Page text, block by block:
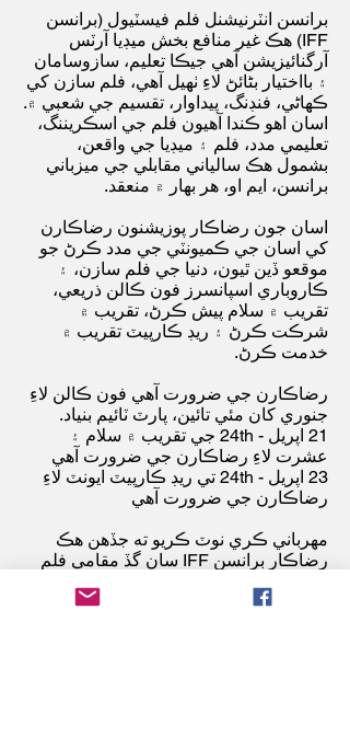
برانسن انٽرنيشنل فلم فيسٽيول (برانسن
IFF) هڪ غير منافع بخش ميڊيا آرٽس
آرگنائيزيشن آهي جيڪا تعليم، سازوسامان
۽ بااختيار بڻائڻ لاءِ ٺهيل آهي، فلم سازن کي
ڪهاڻي، فنڊنگ، پيداوار، تقسيم جي شعبي ۾.
اسان اهو ڪندا آهيون فلم جي اسڪريننگ،
تعليمي مدد، فلم ۽ ميڊيا جي واقعن،
بشمول هڪ سالياني مقابلي جي ميزباني
برانسن، ايم او، هر بهار ۾ منعقد.
اسان جون رضاڪار پوزيشنون رضاڪارن
کي اسان جي ڪميونٽي جي مدد ڪرڻ جو
موقعو ڏين ٿيون، دنيا جي فلم سازن، ۽
ڪاروباري اسپانسرز فون ڪالن ذريعي،
تقريب ۾ سلام پيش ڪرڻ، تقريب ۾
شرڪت ڪرڻ ۽ ريڊ ڪارپيٽ تقريب ۾
خدمت ڪرڻ.
رضاڪارن جي ضرورت آهي فون ڪالن لاءِ
جنوري کان مئي تائين، پارٽ ٽائيم بنياد.
21 اپريل - 24th جي تقريب ۾ سلام ۽
عشرت لاءِ رضاڪارن جي ضرورت آهي
23 اپريل - 24th تي ريڊ ڪارپيٽ ايونٽ لاءِ
رضاڪارن جي ضرورت آھي
مهرباني ڪري نوٽ ڪريو ته جڏهن هڪ
رضاڪار برانسن IFF سان گڏ مقامي فلم
اسان فلم اسٽوڊيو نه آهيون ۽ فلم جي